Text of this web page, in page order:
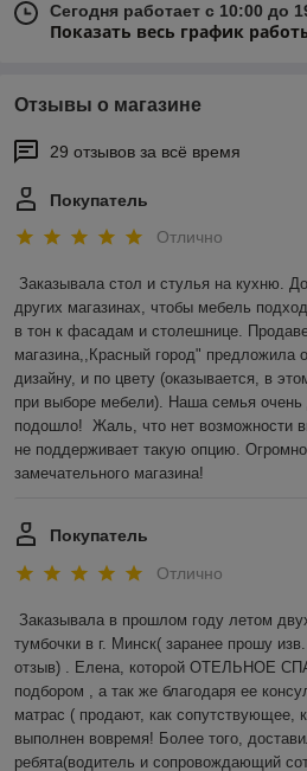
Сегодня работает с 10:00 до
Показать весь график
Отзывы о магазине
29 отзывов за всё время
Покупатель
Отлично
Заказывала стол и стулья на кухню.
других магазинах, чтобы мебель
в тон к фасадам и столешнице.
магазина,,Красный город" предложила
дизайну, и по цвету (оказывается, в
при выборе мебели). Наша семья
подошло!  Жаль, что нет возможности
не поддерживает такую опцию.
замечательного магазина!
Покупатель
Отлично
Заказывала в прошлом году летом
тумбочки в г. Минск( заранее прошу
отзыв) . Елена, которой ОТЕЛЬНОЕ
подбором , а так же благодаря ее
матрас ( продают, как сопутствующее,
выполнен вовремя! Более того,
ребята(водитель и сопровождающий